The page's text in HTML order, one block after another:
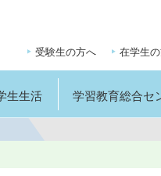
生生活 学習教育総合セ
受験生の方へ 在学生